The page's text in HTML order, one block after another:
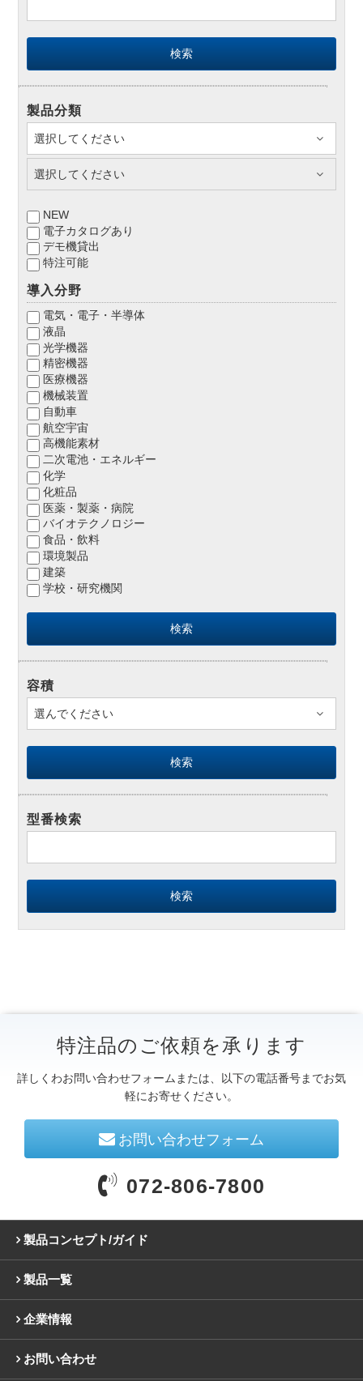
製品分類
NEW
電子カタログあり
デモ機貸出
特注可能
導入分野
電気・電子・半導体
液晶
光学機器
精密機器
医療機器
機械装置
自動車
航空宇宙
高機能素材
二次電池・エネルギー
化学
化粧品
医薬・製薬・病院
バイオテクノロジー
食品・飲料
環境製品
建築
学校・研究機関
容積
型番検索
特注品のご依頼を承ります
詳しくわお問い合わせフォームまたは、以下の電話番号までお気
軽にお寄せください。
お問い合わせフォーム
072-806-7800
製品コンセプト/ガイド
製品一覧
企業情報
お問い合わせ